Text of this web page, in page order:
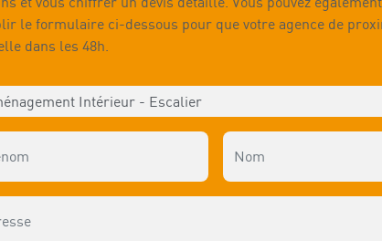
le formulaire ci-dessous pour que votre agence de
dans les 48h.